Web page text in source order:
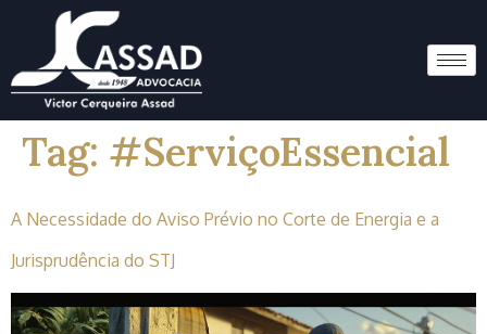
Tag: #ServiçoEssencial
A Necessidade do Aviso Prévio no Corte de Energia e a
Jurisprudência do STJ